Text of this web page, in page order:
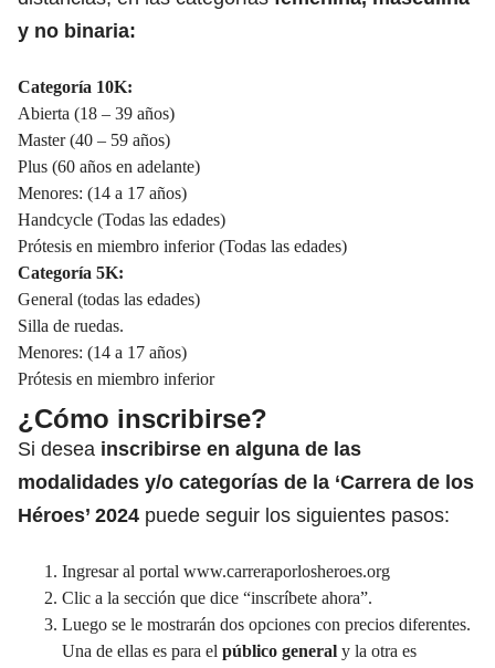
y no binaria:
Categoría 10K:
Abierta (18 – 39 años)
Master (40 – 59 años)
Plus (60 años en adelante)
Menores: (14 a 17 años)
Handcycle (Todas las edades)
Prótesis en miembro inferior (Todas las edades)
Categoría 5K:
General (todas las edades)
Silla de ruedas.
Menores: (14 a 17 años)
Prótesis en miembro inferior
¿Cómo inscribirse?
Si desea inscribirse en alguna de las
modalidades y/o categorías de la ‘Carrera de los
Héroes’ 2024 puede seguir los siguientes pasos:
Ingresar al portal www.carreraporlosheroes.org
Clic a la sección que dice “inscríbete ahora”.
Luego se le mostrarán dos opciones con precios diferentes.
Una de ellas es para el público general y la otra es